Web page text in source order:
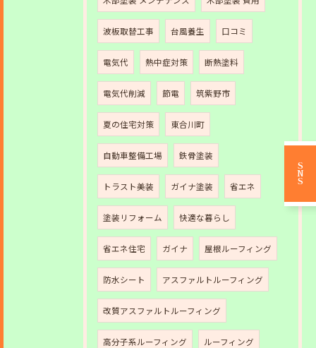
波板取替工事 台風養生 口コミ
電気代 熱中症対策 断熱塗料
電気代削減 節電 筑紫野市
夏の住宅対策 東合川町
自動車整備工場 鉄骨塗装
トラスト美装 ガイナ塗装 省エネ
塗装リフォーム 快適な暮らし
省エネ住宅 ガイナ 屋根ルーフィング
防水シート アスファルトルーフィング
改質アスファルトルーフィング
高分子系ルーフィング ルーフィング
SNS